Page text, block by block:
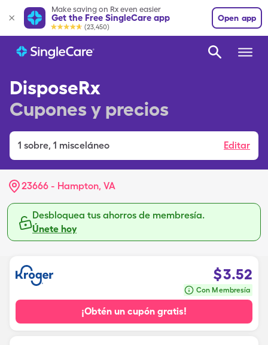
Make saving on Rx even easier
Get the Free SingleCare app
(23,450)
Open app
DisposeRx
Cupones y precios
1 sobre, 1 misceláneo Editar
23666 - Hampton, VA
Desbloquea tus ahorros de membresía.
Únete hoy
$3.52
Con Membresía
¡Obtén un cupón gratis!